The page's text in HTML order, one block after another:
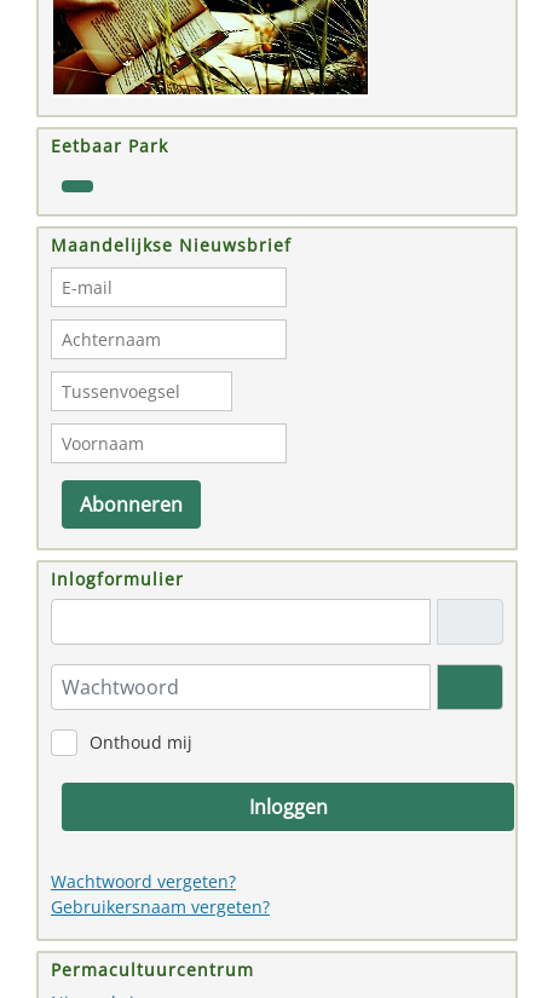
Eetbaar Park
Maandelijkse Nieuwsbrief
Abonneren
Inlogformulier
Wachtwoord
Toon
Onthoud mij
Inloggen
Wachtwoord vergeten?
Gebruikersnaam vergeten?
Permacultuurcentrum